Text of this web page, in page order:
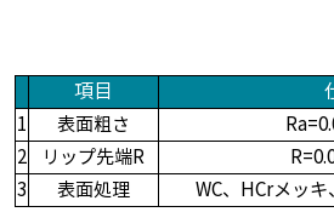
項目
1
表面粗さ
2
リップ先端R
3
表面処理
WC、HCrメッ